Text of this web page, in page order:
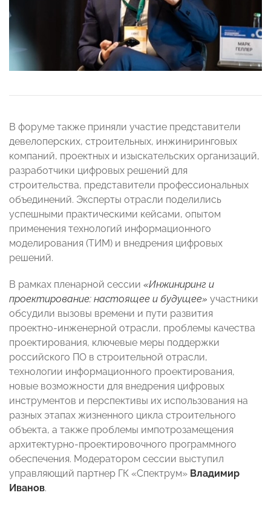
В форуме также приняли участие представители
девелоперских, строительных, инжиниринговых
компаний, проектных и изыскательских организаций,
разработчики цифровых решений для
строительства, представители профессиональных
объединений. Эксперты отрасли поделились
успешными практическими кейсами, опытом
применения технологий информационного
моделирования (ТИМ) и внедрения цифровых
решений.
В рамках пленарной сессии «Инжиниринг и
проектирование: настоящее и будущее» участники
обсудили вызовы времени и пути развития
проектно-инженерной отрасли, проблемы качества
проектирования, ключевые меры поддержки
российского ПО в строительной отрасли,
технологии информационного проектирования,
новые возможности для внедрения цифровых
инструментов и перспективы их использования на
разных этапах жизненного цикла строительного
объекта, а также проблемы импотрозамещения
архитектурно-проектировочного программного
обеспечения. Модератором сессии выступил
управляющий партнер ГК «Спектрум» Владимир
Иванов.